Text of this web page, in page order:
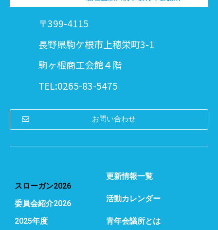
〒399-4115
長野県駒ケ根市上穂栄町3-1
駒ヶ根商工会館４階
TEL:0265-83-5475
お問い合わせ
スローガン2026
委員会紹介2026
2025年度
更新情報一覧
活動カレンダー
青年会議所とは